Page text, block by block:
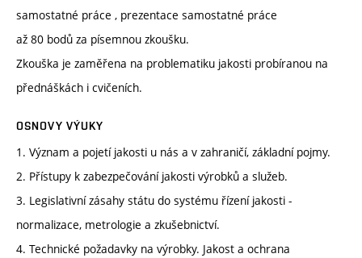
samostatné práce , prezentace samostatné práce
až 80 bodů za písemnou zkoušku.
Zkouška je zaměřena na problematiku jakosti probíranou na
přednáškách i cvičeních.
OSNOVY VÝUKY
1. Význam a pojetí jakosti u nás a v zahraničí, základní pojmy.
2. Přístupy k zabezpečování jakosti výrobků a služeb.
3. Legislativní zásahy státu do systému řízení jakosti -
normalizace, metrologie a zkušebnictví.
4. Technické požadavky na výrobky. Jakost a ochrana